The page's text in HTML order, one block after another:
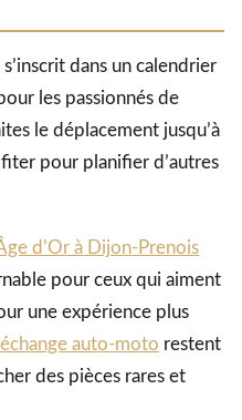
dans un calendrier
les passionnés de
le déplacement jusqu’à
pour planifier d’autres
d’Or à Dijon-Prenois
pour ceux qui aiment
une expérience plus
auto-moto restent
des pièces rares et